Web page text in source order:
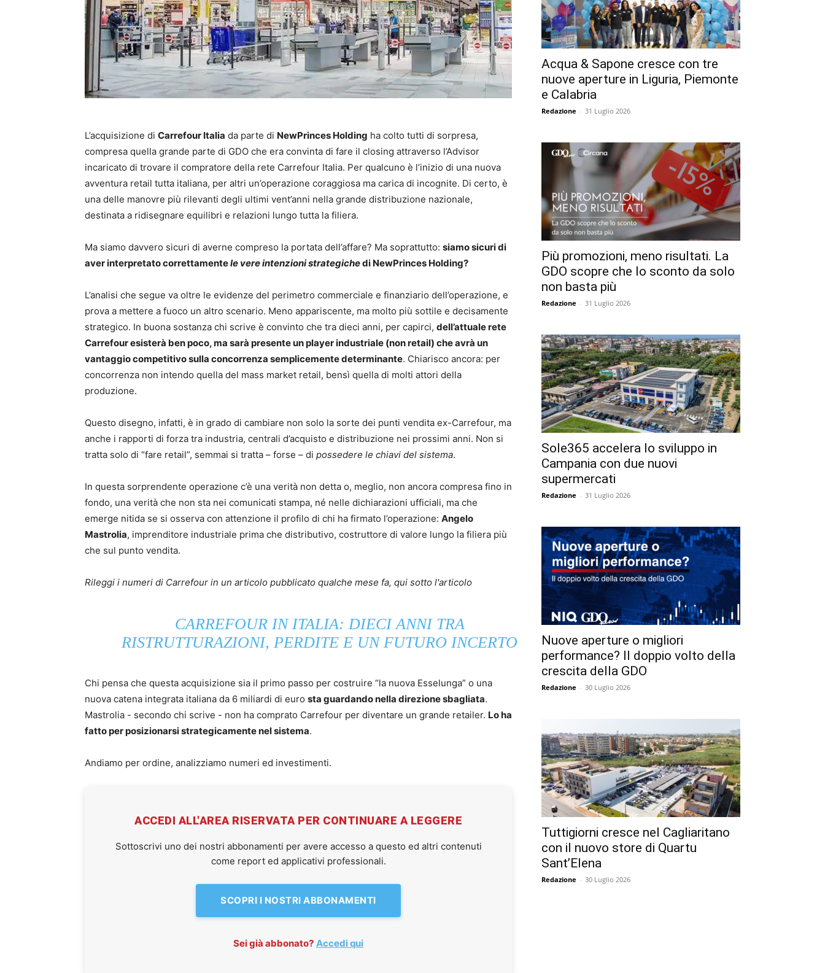
L’acquisizione di Carrefour Italia da parte di NewPrinces Holding ha colto tutti di sorpresa,
compresa quella grande parte di GDO che era convinta di fare il closing attraverso l’Advisor
incaricato di trovare il compratore della rete Carrefour Italia. Per qualcuno è l’inizio di una nuova
avventura retail tutta italiana, per altri un’operazione coraggiosa ma carica di incognite. Di certo, è
una delle manovre più rilevanti degli ultimi vent’anni nella grande distribuzione nazionale,
destinata a ridisegnare equilibri e relazioni lungo tutta la filiera.
Ma siamo davvero sicuri di averne compreso la portata dell’affare? Ma soprattutto: siamo sicuri di
aver interpretato correttamentele vere intenzioni strategichedi NewPrinces Holding?
L’analisi che segue va oltre le evidenze del perimetro commerciale e finanziario dell’operazione, e
prova a mettere a fuoco un altro scenario. Meno appariscente, ma molto più sottile e decisamente
strategico. In buona sostanza chi scrive è convinto che tra dieci anni, per capirci, dell’attuale rete
Carrefour esisterà ben poco, ma sarà presente un player industriale (non retail) che avrà un
vantaggio competitivo sulla concorrenza semplicemente determinante. Chiarisco ancora: per
concorrenza non intendo quella del mass market retail, bensì quella di molti attori della
produzione.
Questo disegno, infatti, è in grado di cambiare non solo la sorte dei punti vendita ex-Carrefour, ma
anche i rapporti di forza tra industria, centrali d’acquisto e distribuzione nei prossimi anni. Non si
tratta solo di “fare retail”, semmai si tratta – forse – di possedere le chiavi del sistema.
In questa sorprendente operazione c’è una verità non detta o, meglio, non ancora compresa fino in
fondo, una verità che non sta nei comunicati stampa, né nelle dichiarazioni ufficiali, ma che
emerge nitida se si osserva con attenzione il profilo di chi ha firmato l’operazione: Angelo
Mastrolia, imprenditore industriale prima che distributivo, costruttore di valore lungo la filiera più
che sul punto vendita.
Rileggi i numeri di Carrefour in un articolo pubblicato qualche mese fa, qui sotto l'articolo
CARREFOUR IN ITALIA: DIECI ANNI TRA
RISTRUTTURAZIONI, PERDITE E UN FUTURO INCERTO
Chi pensa che questa acquisizione sia il primo passo per costruire “la nuova Esselunga” o una
nuova catena integrata italiana da 6 miliardi di euro sta guardando nella direzione sbagliata.
Mastrolia - secondo chi scrive - non ha comprato Carrefour per diventare un grande retailer. Lo ha
fatto per posizionarsi strategicamente nel sistema.
Andiamo per ordine, analizziamo numeri ed investimenti.
ACCEDI ALL'AREA RISERVATA PER CONTINUARE A LEGGERE
Sottoscrivi uno dei nostri abbonamenti per avere accesso a questo ed altri contenuti
come report ed applicativi professionali.
SCOPRI I NOSTRI ABBONAMENTI
Sei già abbonato? Accedi qui
Acqua & Sapone cresce con tre
nuove aperture in Liguria, Piemonte
e Calabria
Redazione - 31 Luglio 2026
Più promozioni, meno risultati. La
GDO scopre che lo sconto da solo
non basta più
Redazione - 31 Luglio 2026
Sole365 accelera lo sviluppo in
Campania con due nuovi
supermercati
Redazione - 31 Luglio 2026
Nuove aperture o migliori
performance? Il doppio volto della
crescita della GDO
Redazione - 30 Luglio 2026
Tuttigiorni cresce nel Cagliaritano
con il nuovo store di Quartu
Sant’Elena
Redazione - 30 Luglio 2026